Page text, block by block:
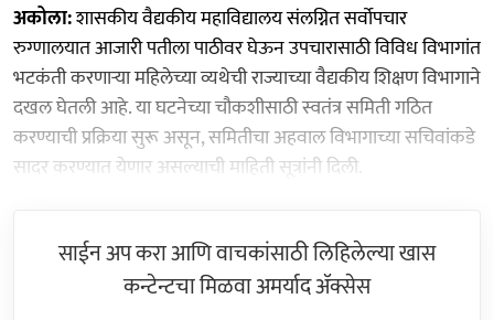
अकोला:शासकीय वैद्यकीय महाविद्यालय संलग्नित सर्वोपचार
रुग्णालयात आजारी पतीला पाठीवर घेऊन उपचारासाठी विविध विभागांत
भटकंती करणाऱ्या महिलेच्या व्यथेची राज्याच्या वैद्यकीय शिक्षण विभागाने
दखल घेतली आहे. या घटनेच्या चौकशीसाठी स्वतंत्र समिती गठित
करण्याची प्रक्रिया सुरू असून, समितीचा अहवाल विभागाच्या सचिवांकडे
सादर करण्यात येणार असल्याची माहिती सूत्रांनी दिली.
साईन अप करा आणि वाचकांसाठी लिहिलेल्या खास
कन्टेन्टचा मिळवा अमर्याद ॲक्सेस